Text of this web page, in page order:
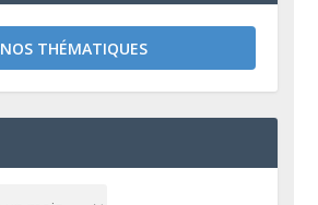
NOS THÉMATIQUES